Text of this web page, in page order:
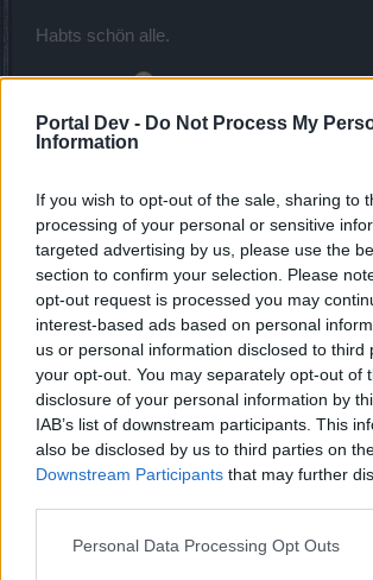
Portal Dev - Do Not Process My
Information
If you wish to opt-out of the sale, sharing to
processing of your personal or sensitive
targeted advertising by us, please use the
section to confirm your selection. Please
opt-out request is processed you may
interest-based ads based on personal
us or personal information disclosed to third
your opt-out. You may separately opt-out of
disclosure of your personal information by
IAB’s list of downstream participants. This
also be disclosed by us to third parties on
Downstream Participants that may further
Personal Data Processing Opt Outs
Habts schön alle.
LG Myantha
2 Dezember 2017
Foxyzero
Boardanalytiker
Zitat von Myantha:
Genau und Glühwein und Eierpunsch und frisch
Waffeln .... hatte ich übrigens gerade in der
Sollte ich dann lieber noch warten bevor
Posting ernst (Hicks*)nehme?